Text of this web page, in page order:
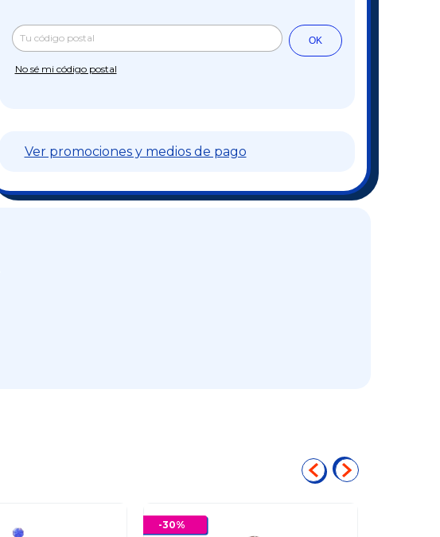
Entregas para el CP: Cambiar CP
OK
No sé mi código postal
Ver promociones y medios de pago
-30%